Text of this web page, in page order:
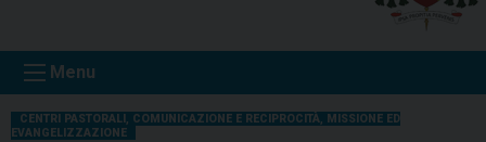
t
Menu
CENTRI PASTORALI, COMUNICAZIONE E RECIPROCITÀ, MISSIONE ED
EVANGELIZZAZIONE